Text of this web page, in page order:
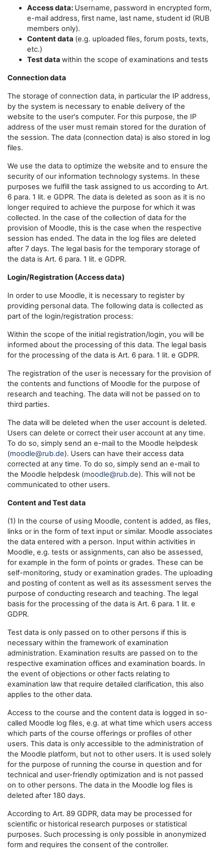
Access data: Username, password in encrypted form,
e-mail address, first name, last name, student id (RUB
members only).
Content data (e.g. uploaded files, forum posts, texts,
etc.)
Test data within the scope of examinations and tests
Connection data
The storage of connection data, in particular the IP address,
by the system is necessary to enable delivery of the
website to the user's computer. For this purpose, the IP
address of the user must remain stored for the duration of
the session. The data (connection data) is also stored in log
files.
We use the data to optimize the website and to ensure the
security of our information technology systems. In these
purposes we fulfill the task assigned to us according to Art.
6 para. 1 lit. e GDPR. The data is deleted as soon as it is no
longer required to achieve the purpose for which it was
collected. In the case of the collection of data for the
provision of Moodle, this is the case when the respective
session has ended. The data in the log files are deleted
after 7 days. The legal basis for the temporary storage of
the data is Art. 6 para. 1 lit. e GDPR.
Login/Registration (Access data)
In order to use Moodle, it is necessary to register by
providing personal data. The following data is collected as
part of the login/registration process:
Within the scope of the initial registration/login, you will be
informed about the processing of this data. The legal basis
for the processing of the data is Art. 6 para. 1 lit. e GDPR.
The registration of the user is necessary for the provision of
the contents and functions of Moodle for the purpose of
research and teaching. The data will not be passed on to
third parties.
The data will be deleted when the user account is deleted.
Users can delete or correct their user account at any time.
To do so, simply send an e-mail to the Moodle helpdesk
(moodle@rub.de). Users can have their access data
corrected at any time. To do so, simply send an e-mail to
the Moodle helpdesk (moodle@rub.de). This will not be
communicated to other users.
Content and Test data
(1) In the course of using Moodle, content is added, as files,
links or in the form of text input or similar. Moodle associates
the data entered with a person. Input within activities in
Moodle, e.g. tests or assignments, can also be assessed,
for example in the form of points or grades. These can be
self-monitoring, study or examination grades. The uploading
and posting of content as well as its assessment serves the
purpose of conducting research and teaching. The legal
basis for the processing of the data is Art. 6 para. 1 lit. e
GDPR.
Test data is only passed on to other persons if this is
necessary within the framework of examination
administration. Examination results are passed on to the
respective examination offices and examination boards. In
the event of objections or other facts relating to
examination law that require detailed clarification, this also
applies to the other data.
Access to the course and the content data is logged in so-
called Moodle log files, e.g. at what time which users access
which parts of the course offerings or profiles of other
users. This data is only accessible to the administration of
the Moodle platform, but not to other users. It is used solely
for the purpose of running the course in question and for
technical and user-friendly optimization and is not passed
on to other persons. The data in the Moodle log files is
deleted after 180 days.
According to Art. 89 GDPR, data may be processed for
scientific or historical research purposes or statistical
purposes. Such processing is only possible in anonymized
form and requires the consent of the controller.